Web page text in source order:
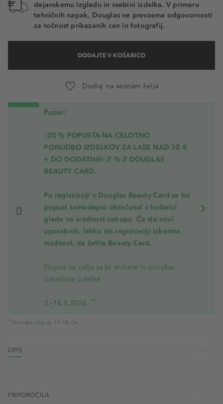
dejanskemu izgledu in vsebini izdelka. V primeru
tehničnih napak, Douglas ne prevzema odgovornosti
za točnost prikazanih cen in fotografij.
DODAJTE V KOŠARICO
Dodaj na seznam želja
Pozor:
–20 % POPUSTA NA CELOTNO
PONUDBO IZDELKOV ZA LASE NAD 30 €
+ DO DODATNIH -7 % Z DOUGLAS
BEAUTY CARD.
Po registraciji v Douglas Beauty Card se bo
popust samodejno obračunal v košarici
glede na vrednost nakupa. Če ste novi
uporabnik, lahko ob registraciji izberete
možnost, da želite Beauty Card.
Popust ne velja za že znižane in posebej
označene izdelke.
3.–16.8.2026. *1
*1 Ponudba velja do 17. 08. 26.
OPIS
PRIPOROČILA